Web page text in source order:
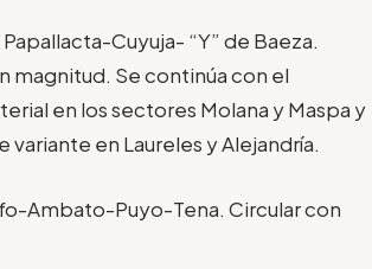
Papallacta-Cuyuja- “Y” de Baeza.
magnitud. Se continúa con el
en los sectores Molana y Maspa y
en Laureles y Alejandría.
Ambato-Puyo-Tena. Circular con